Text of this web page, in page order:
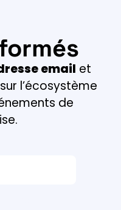
email et
l’écosystème
de